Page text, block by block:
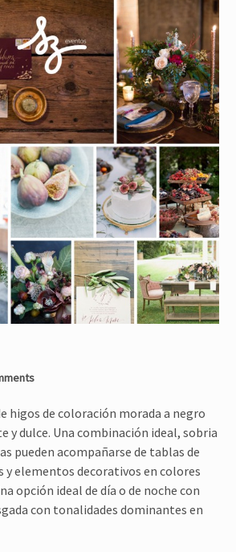
higos de coloración morada a negro
y dulce. Una combinación ideal, sobria
pueden acompañarse de tablas de
y elementos decorativos en colores
opción ideal de día o de noche con
con tonalidades dominantes en